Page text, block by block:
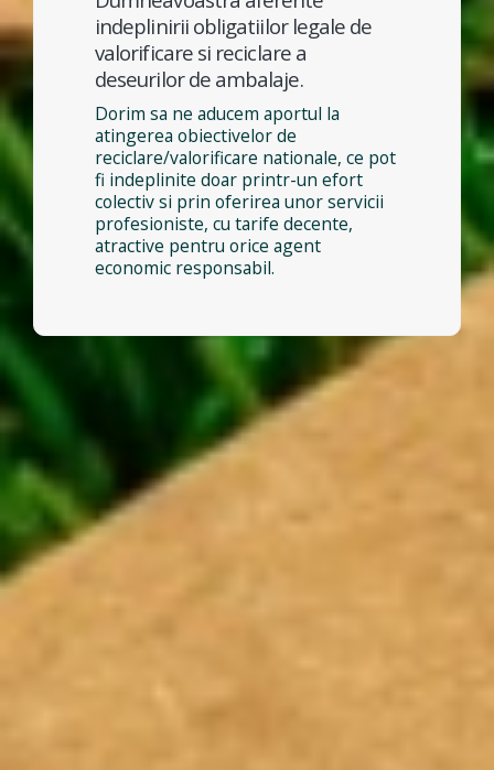
indeplinirii obligatiilor legale de
valorificare si reciclare a
deseurilor de ambalaje.
Dorim sa ne aducem aportul la
atingerea obiectivelor de
reciclare/valorificare nationale, ce pot
fi indeplinite doar printr-un efort
colectiv si prin oferirea unor servicii
profesioniste, cu tarife decente,
atractive pentru orice agent
economic responsabil.